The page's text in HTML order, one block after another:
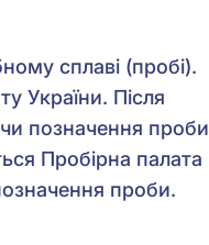
сплаві (пробі).
України. Після
позначення проби
Пробірна палата
проби.